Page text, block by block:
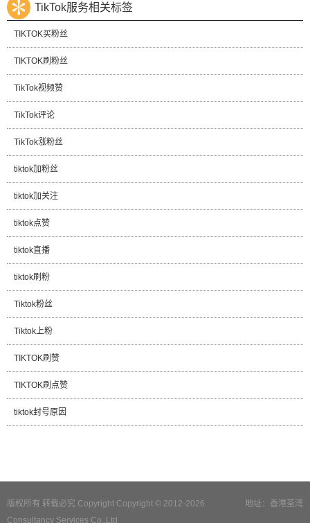
TikTok服务相关标签
TIKTOK买粉丝
TIKTOK刷粉丝
TikTok视频赞
TikTok评论
TikTok涨粉丝
tiktok加粉丝
tiktok加关注
tiktok点赞
tiktok直播
tiktok刷粉
Tiktok粉丝
Tiktok上粉
TIKTOK刷赞
TIKTOK刷点赞
tiktok封号原因
地址：香港荃湾
版权所有 转载必究 Copyright Copyright © 2012-2026
Consultancy Services Co.,Ltd